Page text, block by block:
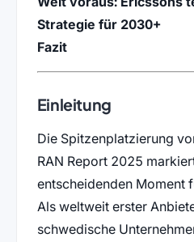
Strategie für 2030+
Fazit
Einleitung
Die Spitzenplatzierung
RAN Report 2025
entscheidenden Moment
Als weltweit erster
schwedische